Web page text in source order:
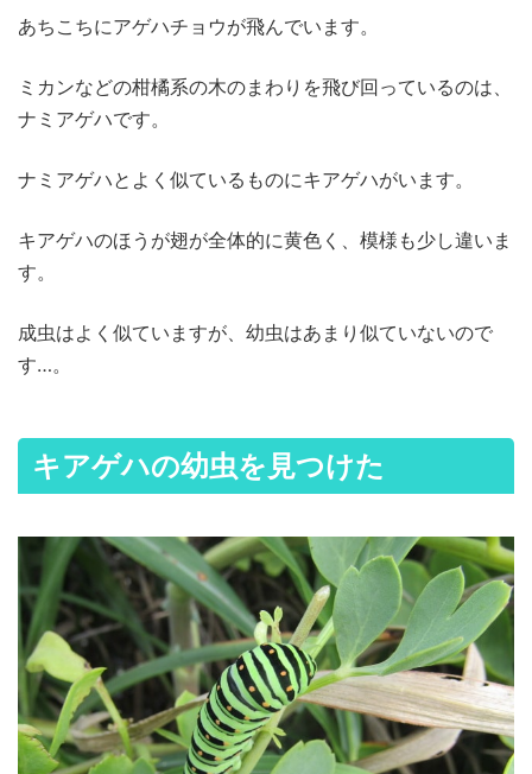
あちこちにアゲハチョウが飛んでいます。
ミカンなどの柑橘系の木のまわりを飛び回っているのは、
ナミアゲハです。
ナミアゲハとよく似ているものにキアゲハがいます。
キアゲハのほうが翅が全体的に黄色く、模様も少し違いま
す。
成虫はよく似ていますが、幼虫はあまり似ていないので
す…。
キアゲハの幼虫を見つけた